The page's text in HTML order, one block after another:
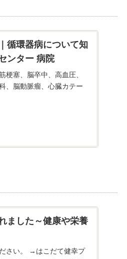
循環器病について知
ンター 病院
梗塞、脳卒中、高血圧、
、脳動脈瘤、心臓カテー
ました～健康や栄養
て健幸プ